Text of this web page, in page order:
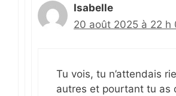
Isabelle
20 août 2025 à 22 h
Tu vois, tu n’attendais
autres et pourtant tu as